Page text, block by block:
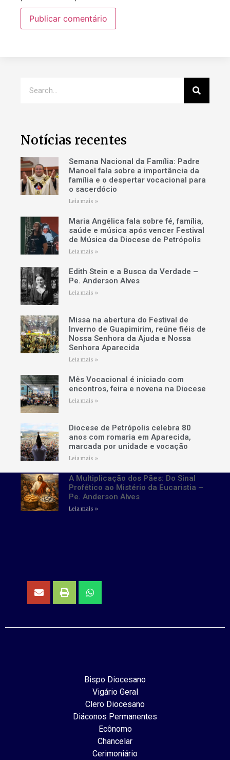
Notícias recentes
Semana Nacional da Família: Padre
Manoel fala sobre a importância da
família e o despertar vocacional para
o sacerdócio
Leia mais »
Maria Angélica fala sobre fé, família,
saúde e música após vencer Festival
de Música da Diocese de Petrópolis
Leia mais »
Edith Stein e a Busca da Verdade –
Pe. Anderson Alves
Leia mais »
Missa na abertura do Festival de
Inverno de Guapimirim, reúne fiéis de
Nossa Senhora da Ajuda e Nossa
Senhora Aparecida
Leia mais »
Mês Vocacional é iniciado com
encontros, feira e novena na Diocese
Leia mais »
Diocese de Petrópolis celebra 80
anos com romaria em Aparecida,
marcada por unidade e vocação
Leia mais »
A Multiplicação dos Pães: Do Sinal
Profético ao Mistério da Eucaristia –
Pe. Anderson Alves
Leia mais »
Bispo Diocesano
Vigário Geral
Clero Diocesano
Diáconos Permanentes
Ecônomo
Chancelar
Cerimoniário